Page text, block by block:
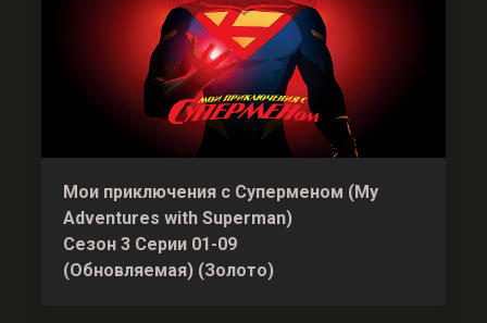
Мои приключения с Суперменом (My
Adventures with Superman)
Сезон 3 Серии 01-09
(Обновляемая) (Золото)